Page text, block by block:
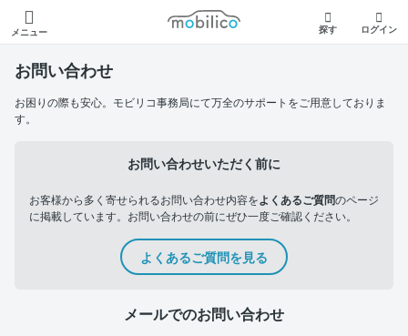
メニュー
モビリコ
探す ログイン
お問い合わせ
お困りの際も安心。モビリコ事務局にて万全のサポートをご用意しておりま
す。
お問い合わせいただく前に
お客様から多く寄せられるお問い合わせ内容をよくあるご質問のページ
に掲載しています。お問い合わせの前にぜひ一度ご確認ください。
よくあるご質問を見る
メールでのお問い合わせ